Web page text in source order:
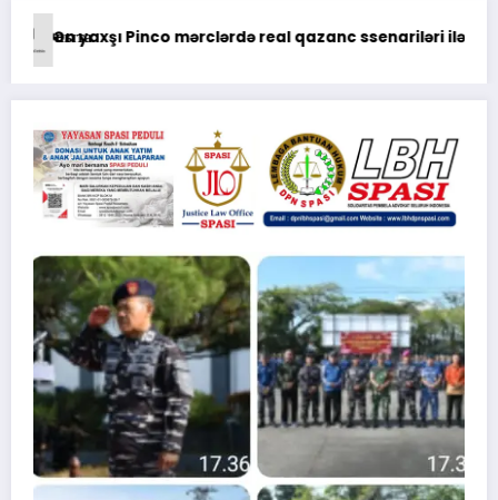
ilə uğur qazanma yolları
Анализ Пин Ап: отзывы о выводе средств на